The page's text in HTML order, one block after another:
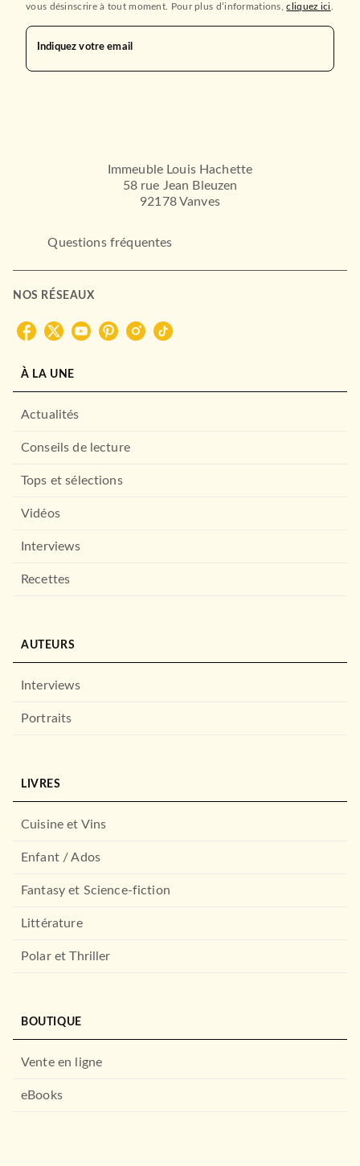
L'affirmation de soi par le
Anne-Marie Cariou-Rognant
Nicolas Duchesne
DUNOD
vous désinscrire à tout moment. Pour plus d’informations,cliquez ici
Indiquez votre email
Immeuble Louis Hachette
58 rue Jean Bleuzen
92178 Vanves
Questions fréquentes
NOS RÉSEAUX
À LA UNE
Actualités
Conseils de lecture
Tops et sélections
Vidéos
Interviews
Recettes
AUTEURS
Interviews
Portraits
LIVRES
Cuisine et Vins
Enfant / Ados
Fantasy et Science-fiction
Littérature
Polar et Thriller
BOUTIQUE
Vente en ligne
eBooks